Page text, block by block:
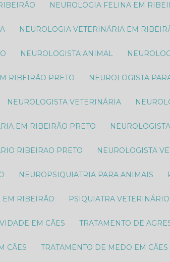
NEUROLOGIA FELINA EM
NEUROLOGIA VETERINÁRIA EM
NEUROLOGISTA ANIMAL​
RIBEIRÃO PRETO NEUROLOGISTA
NEUROLOGISTA VETERINÁRIA
EM RIBEIRÃO PRETO
RIBEIRAO PRETO​ NEUROLOGISTA
NEUROPSIQUIATRIA PARA ANIMAIS
EM RIBEIRÃO PSIQUIATRA
EM CÃES TRATAMENTO DE
CÃES TRATAMENTO DE MEDO EM